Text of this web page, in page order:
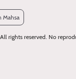
Mahsa
rights reserved. No